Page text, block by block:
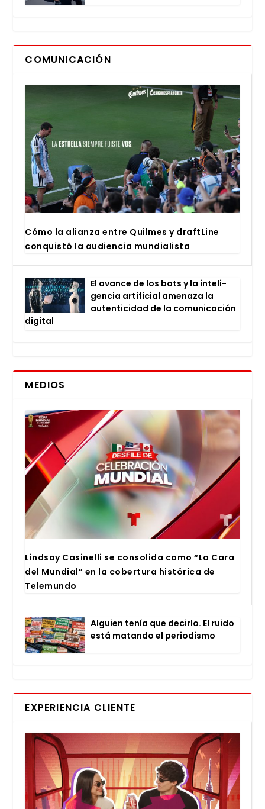
COMUNICACIÓN
Cómo la alian­za entre Quil­mes y draftLi­ne
con­quis­tó la audien­cia mun­dia­lis­ta
El avan­ce de los bots y la inte­li­
gen­cia arti­fi­cial ame­na­za la
auten­ti­ci­dad de la comu­ni­ca­ción
digi­tal
MEDIOS
Lind­say Casi­ne­lli se con­so­li­da como “La Cara
del Mun­dial” en la cober­tu­ra his­tó­ri­ca de
Tele­mun­do
Alguien tenía que decir­lo. El rui­do
está matan­do el perio­dis­mo
EXPERIENCIA CLIENTE